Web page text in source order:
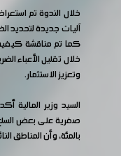
خلال الندوة تم
آليات جديدة لتحديد
كما تم مناقشة
خلال تقليل الأعباء
وتعزيز الاستثمار.
السيد وزير المالية
بالمئة، وأن المناطق